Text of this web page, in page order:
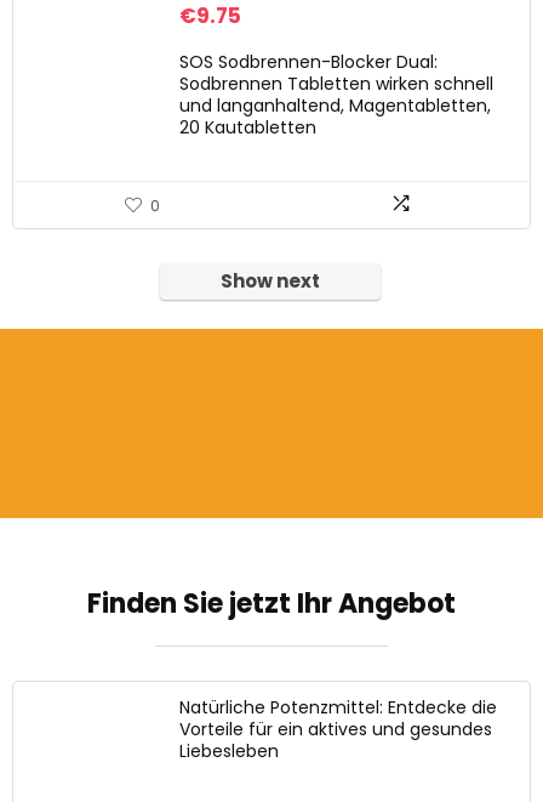
€9.75
SOS Sodbrennen-Blocker Dual:
Sodbrennen Tabletten wirken schnell
und langanhaltend, Magentabletten,
20 Kautabletten
0
Show next
Finden Sie jetzt Ihr Angebot
Natürliche Potenzmittel: Entdecke die
Vorteile für ein aktives und gesundes
Liebesleben